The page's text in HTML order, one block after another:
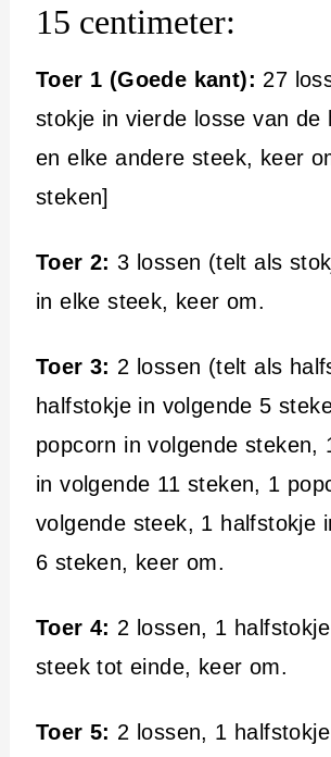
15 centimeter:
Toer 1 (Goede kant): 27
stokje in vierde losse van de
en elke andere steek, keer
steken]
Toer 2:3 lossen (telt als
in elke steek, keer om.
Toer 3: 2 lossen (telt als
halfstokje in volgende 5
popcorn in volgende steken,
in volgende 11 steken, 1
volgende steek, 1 halfstokje
6 steken, keer om.
Toer 4: 2 lossen, 1
steek tot einde, keer om.
Toer 5: 2 lossen, 1